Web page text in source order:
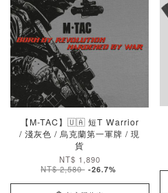
【M-TAC】🇺🇦 短T Warrior
/ 淺灰色 / 烏克蘭第一軍牌 / 現
貨
NT$ 1,890
NT$ 2,580 -26.7%